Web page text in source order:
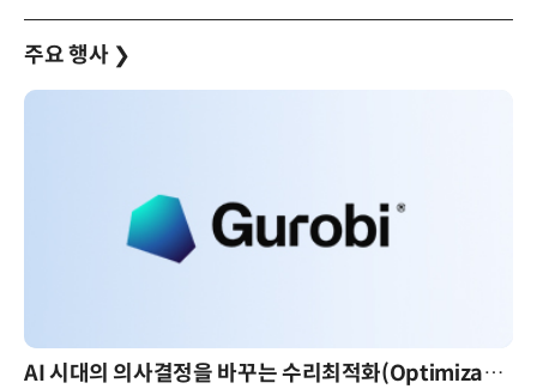
주요 행사 ❯
AI 시대의 의사결정을 바꾸는 수리최적화(Optimization): 실제 산업 적용 사례와 활용 전략